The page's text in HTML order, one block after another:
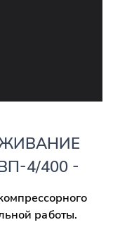
4/400 -
работы.